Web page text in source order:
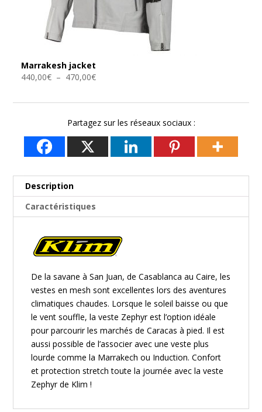
Marrakesh jacket
440,00€ – 470,00€Plage
prix :
440,00€
à
470,00€
Partagez sur les réseaux sociaux :
Description
Caractéristiques
De la savane à San Juan, de Casablanca au Caire, les
vestes en mesh sont excellentes lors des aventures
climatiques chaudes. Lorsque le soleil baisse ou que
le vent souffle, la veste Zephyr est l’option idéale
pour parcourir les marchés de Caracas à pied. Il est
aussi possible de l’associer avec une veste plus
lourde comme la Marrakech ou Induction. Confort
et protection stretch toute la journée avec la veste
Zephyr de Klim !